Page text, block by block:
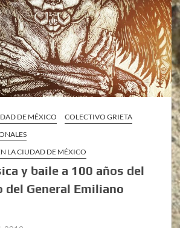
DE MÉXICO
COLECTIVO GRIETA
LA CIUDAD DE MÉXICO
y baile a 100 años del
del General Emiliano